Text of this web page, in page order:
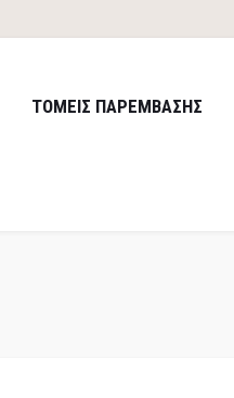
ΤΟΜΕΙΣ ΠΑΡΕΜΒΑΣΗΣ